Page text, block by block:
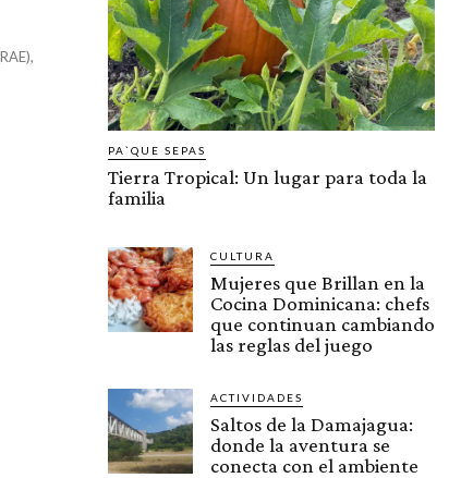
PA`QUE SEPAS
Tierra Tropical: Un lugar para toda la
familia
CULTURA
Mujeres que Brillan en la
Cocina Dominicana: chefs
que continuan cambiando
las reglas del juego
ACTIVIDADES
Saltos de la Damajagua:
donde la aventura se
conecta con el ambiente